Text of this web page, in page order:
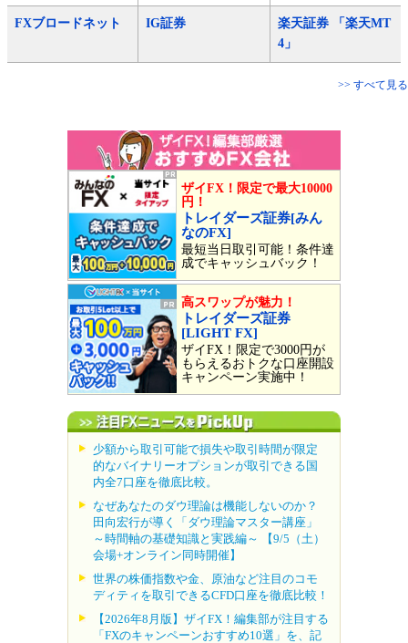
FXブロードネット IG証券
楽天証券 「楽天MT
4」
>> すべて見る
ザイFX！限定で最大10000
円！
トレイダーズ証券[みん
なのFX]
最短当日取引可能！条件達
成でキャッシュバック！
高スワップが魅力！
トレイダーズ証券
[LIGHT FX]
ザイFX！限定で3000円が
もらえるおトクな口座開設
キャンペーン実施中！
少額から取引可能で損失や取引時間が限定
的なバイナリーオプションが取引できる国
内全7口座を徹底比較。
なぜあなたのダウ理論は機能しないのか？
田向宏行が導く「ダウ理論マスター講座」
～時間軸の基礎知識と実践編～ 【9/5（土）
会場+オンライン同時開催】
世界の株価指数や金、原油など注目のコモ
ディティを取引できるCFD口座を徹底比較！
【2026年8月版】ザイFX！編集部が注目する
「FXのキャンペーンおすすめ10選」を、記